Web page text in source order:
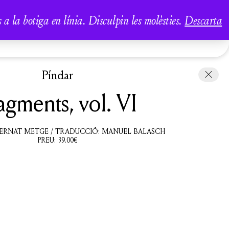
COMPTE CISTELLA
Píndar
vol. VI
METGE / TRADUCCIÓ: MANUEL BALASCH
PREU: 39.00€
la botiga en línia. Disculpin les molèsties.Descarta